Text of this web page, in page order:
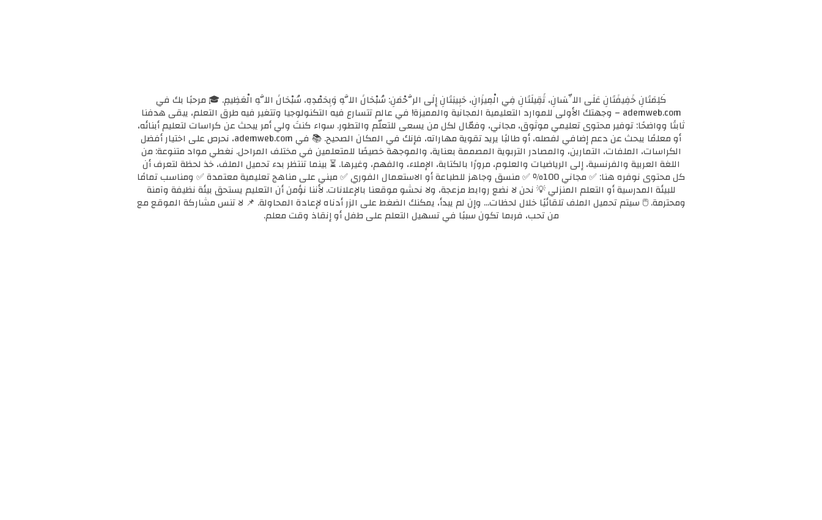
كَلِمَتَانِ خَفِيفَتَانِ عَلَى اللِّسَانِ، ثَقِيلَتَانِ فِي الْمِيزَانِ، حَبِيبَتَانِ إِلَى الرَّحْمَنِ: سُبْحَانَ اللَّهِ وَبِحَمْدِهِ، سُبْحَانَ اللَّهِ الْعَظِيمِ. 🎓 مرحبًا بك في
ademweb.com – وجهتك الأولى للموارد التعليمية المجانية والمميزة! في عالم تتسارع فيه التكنولوجيا وتتغير فيه طرق التعلم، يبقى هدفنا
ثابتًا وواضحًا: توفير محتوى تعليمي موثوق، مجاني، وفعّال لكل من يسعى للتعلّم والتطور. سواء كنتَ ولي أمر يبحث عن كراسات لتعليم أبنائه،
أو معلمًا يبحث عن دعم إضافي لفصله، أو طالبًا يريد تقوية مهاراته، فإنك في المكان الصحيح. 📚 في ademweb.com، نحرص على اختيار أفضل
الكراسات، الملفات، التمارين، والمصادر التربوية المصممة بعناية، والموجهة خصيصًا للمتعلمين في مختلف المراحل. نغطي مواد متنوعة: من
اللغة العربية والفرنسية، إلى الرياضيات والعلوم، مرورًا بالكتابة، الإملاء، والفهم، وغيرها. ⏳ بينما تنتظر بدء تحميل الملف، خذ لحظة لتعرف أن
كل محتوى نوفره هنا: ✅ مجاني 100٪ ✅ منسق وجاهز للطباعة أو الاستعمال الفوري ✅ مبني على مناهج تعليمية معتمدة ✅ ومناسب تمامًا
للبيئة المدرسية أو التعلم المنزلي 💡 نحن لا نضع روابط مزعجة، ولا نحشو موقعنا بالإعلانات. لأننا نؤمن أن التعليم يستحق بيئة نظيفة وآمنة
ومحترمة. 🖱️ سيتم تحميل الملف تلقائيًا خلال لحظات... وإن لم يبدأ، يمكنك الضغط على الزر أدناه لإعادة المحاولة. 📌 لا تنس مشاركة الموقع مع